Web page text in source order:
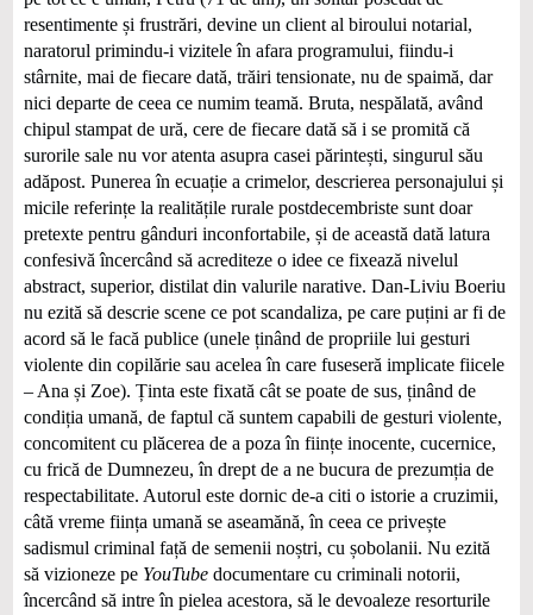
resentimente și frustrări, devine un client al biroului notarial,
naratorul primindu-i vizitele în afara programului, fiindu-i
stârnite, mai de fiecare dată, trăiri tensionate, nu de spaimă, dar
nici departe de ceea ce numim teamă. Bruta, nespălată, având
chipul stampat de ură, cere de fiecare dată să i se promită că
surorile sale nu vor atenta asupra casei părintești, singurul său
adăpost. Punerea în ecuație a crimelor, descrierea personajului și
micile referințe la realitățile rurale postdecembriste sunt doar
pretexte pentru gânduri inconfortabile, și de această dată latura
confesivă încercând să acrediteze o idee ce fixează nivelul
abstract, superior, distilat din valurile narative. Dan-Liviu Boeriu
nu ezită să descrie scene ce pot scandaliza, pe care puțini ar fi de
acord să le facă publice (unele ținând de propriile lui gesturi
violente din copilărie sau acelea în care fuseseră implicate fiicele
– Ana și Zoe). Ținta este fixată cât se poate de sus, ținând de
condiția umană, de faptul că suntem capabili de gesturi violente,
concomitent cu plăcerea de a poza în ființe inocente, cucernice,
cu frică de Dumnezeu, în drept de a ne bucura de prezumția de
respectabilitate. Autorul este dornic de-a citi o istorie a cruzimii,
câtă vreme ființa umană se aseamănă, în ceea ce privește
sadismul criminal față de semenii noștri, cu șobolanii. Nu ezită
să vizioneze pe YouTubedocumentare cu criminali notorii,
încercând să intre în pielea acestora, să le devoaleze resorturile